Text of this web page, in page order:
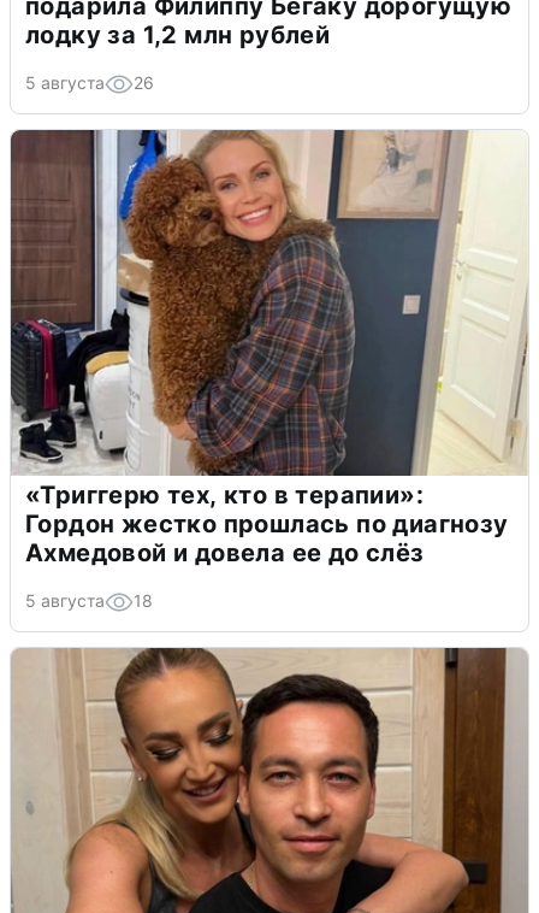
подарила Филиппу Бегаку дорогущую
лодку за 1,2 млн рублей
5 августа 26
«Триггерю тех, кто в терапии»:
Гордон жестко прошлась по диагнозу
Ахмедовой и довела ее до слёз
5 августа 18